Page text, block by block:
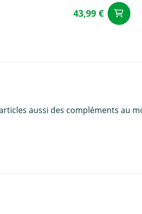
43,99 €
aussi des compléments au